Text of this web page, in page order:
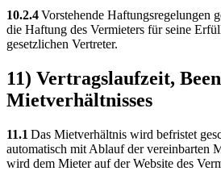
10.2.4Vorstehende Haftungsregelungen
die Haftung des Vermieters für seine
gesetzlichen Vertreter.
11) Vertragslaufzeit,
Mietverhältnisses
11.1 Das Mietverhältnis wird befristet
automatisch mit Ablauf der vereinbarten
wird dem Mieter auf der Website des